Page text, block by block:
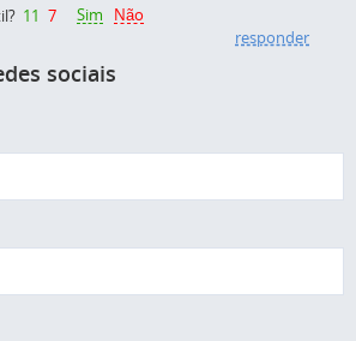
11 7 Sim
Não
responder
sociais